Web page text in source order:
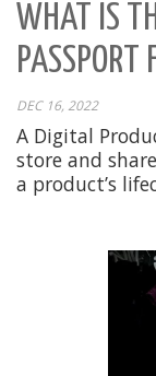
WHAT IS
PASSPORT
DEC 16, 2022
A Digital
store and
a product’s